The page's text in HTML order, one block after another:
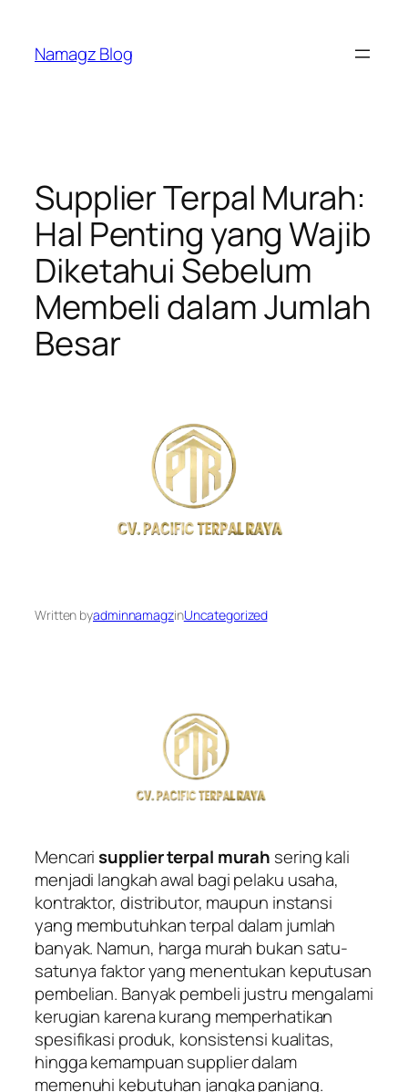
content
Namagz Blog
Supplier Terpal Murah:
Hal Penting yang Wajib
Diketahui Sebelum
Membeli dalam Jumlah
Besar
Written byadminnamagzinUncategorized
Mencarisupplier terpal murah sering kali
menjadi langkah awal bagi pelaku usaha,
kontraktor, distributor, maupun instansi
yang membutuhkan terpal dalam jumlah
banyak. Namun, harga murah bukan satu-
satunya faktor yang menentukan keputusan
pembelian. Banyak pembeli justru mengalami
kerugian karena kurang memperhatikan
spesifikasi produk, konsistensi kualitas,
hingga kemampuan supplier dalam
memenuhi kebutuhan jangka panjang.